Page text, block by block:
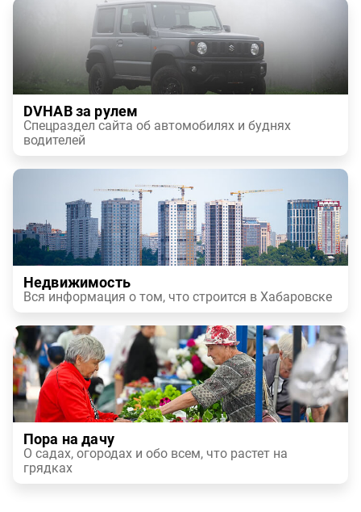
DVHAB за рулем
Спецраздел сайта об автомобилях и буднях
водителей
Недвижимость
Вся информация о том, что строится в Хабаровске
Пора на дачу
О садах, огородах и обо всем, что растет на
грядках